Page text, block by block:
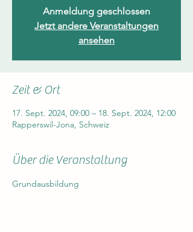
Anmeldung geschlossen
Jetzt andere Veranstaltungen
ansehen
Zeit & Ort
17. Sept. 2024, 09:00 – 18. Sept. 2024, 12:00
Rapperswil-Jona, Schweiz
Über die Veranstaltung
Grundausbildung